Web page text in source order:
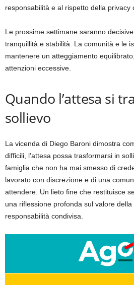
responsabilità e al rispetto della privacy
Le prossime settimane saranno
tranquillità e stabilità. La comunità e le
mantenere un atteggiamento
attenzioni eccessive.
Quando l’attesa si
sollievo
La vicenda di Diego Baroni dimostra
difficili, l’attesa possa trasformarsi in
famiglia che non ha mai smesso di
lavorato con discrezione e di una
attendere. Un lieto fine che restituisce
una riflessione profonda sul valore
responsabilità condivisa.